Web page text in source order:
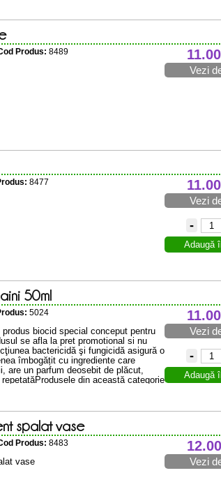
11.00
Vezi
Produs: 8489
11.00
Vezi
-
Adaugă
8477
50ml
11.00
Vezi
-
Adaugă
5024
biocid special conceput pentru
se afla la pret promotional si nu
bactericidă şi fungicidă asigură o
îmbogățit cu ingrediente care
are un parfum deosebit de plăcut,
din această categorie
spalat vase
12.00
Vezi
Produs: 8483
vase